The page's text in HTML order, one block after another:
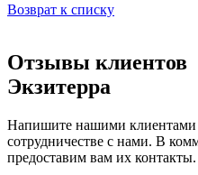
Возврат к списку
Отзывы клиентов
Экзитерра
Напишите нашими клиентами
сотрудничестве с нами. В
предоставим вам их контакты.